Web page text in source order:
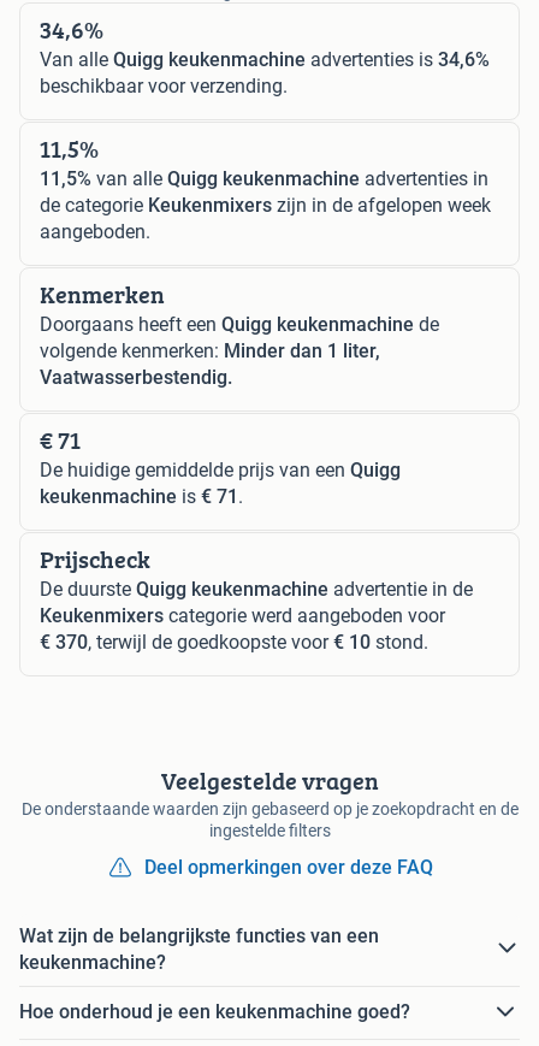
34,6%
Van alle Quigg keukenmachine advertenties is 34,6%
beschikbaar voor verzending.
11,5%
11,5% van alle Quigg keukenmachine advertenties in
de categorie Keukenmixers zijn in de afgelopen week
aangeboden.
Kenmerken
Doorgaans heeft een Quigg keukenmachine de
volgende kenmerken: Minder dan 1 liter,
Vaatwasserbestendig.
€ 71
De huidige gemiddelde prijs van een Quigg
keukenmachine is € 71 .
Prijscheck
De duurste Quigg keukenmachine advertentie in de
Keukenmixers categorie werd aangeboden voor
€ 370, terwijl de goedkoopste voor€ 10 stond.
Veelgestelde vragen
De onderstaande waarden zijn gebaseerd op je zoekopdracht en de
ingestelde filters
Deel opmerkingen over deze FAQ
Wat zijn de belangrijkste functies van een
keukenmachine?
Hoe onderhoud je een keukenmachine goed?